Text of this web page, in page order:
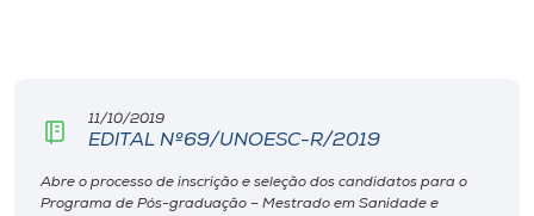
Editora
Rádio
11/10/2019
EDITAL Nº69/UNOESC-R/2019
Abre o processo de inscrição e seleção dos candidatos para o
Programa de Pós-graduação – Mestrado em Sanidade e